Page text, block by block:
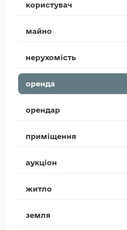
користувач
майно
нерухомість
оренда
орендар
приміщення
аукціон
житло
земля